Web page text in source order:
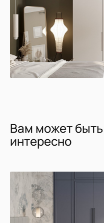
Вам может быть
интересно